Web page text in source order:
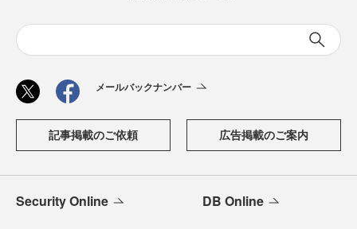
メールバックナンバー
記事掲載のご依頼 広告掲載のご案内
Security Online DB Online